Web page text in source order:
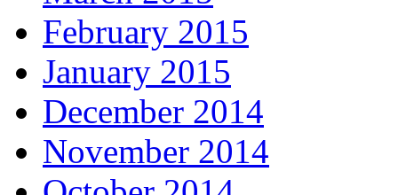
February 2015
January 2015
December 2014
November 2014